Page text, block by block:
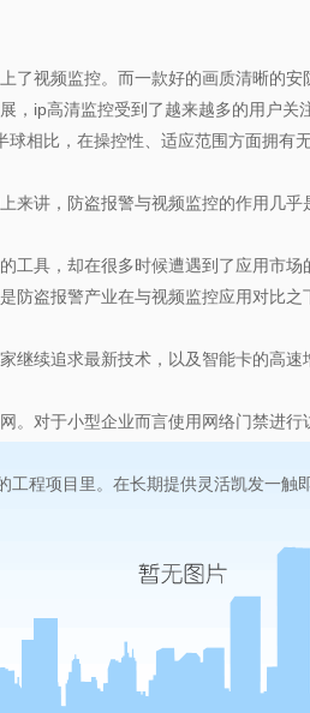
视频监控。而一款好的画质清晰的安
ip高清监控受到了越来越多的用户
相比，在操控性、适应范围方面拥有无
讲，防盗报警与视频监控的作用几
具，却在很多时候遭遇到了应用市
盗报警产业在与视频监控应用对比之
续追求最新技术，以及智能卡的高
于小型企业而言使用网络门禁进行
项目里。在长期提供灵活凯发一触